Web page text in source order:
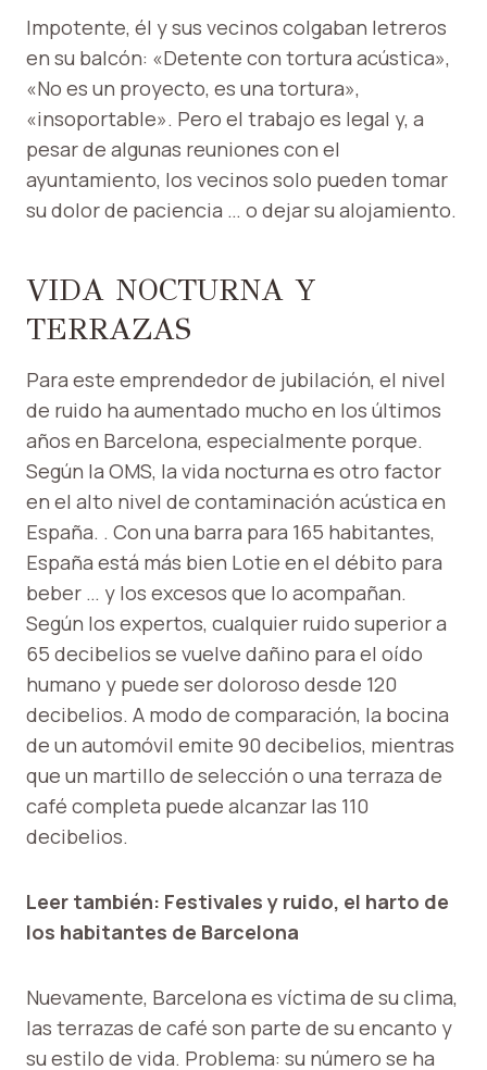
Impotente, él y sus vecinos colgaban letreros
en su balcón: «Detente con tortura acústica»,
«No es un proyecto, es una tortura»,
«insoportable». Pero el trabajo es legal y, a
pesar de algunas reuniones con el
ayuntamiento, los vecinos solo pueden tomar
su dolor de paciencia … o dejar su alojamiento.
VIDA NOCTURNA Y
TERRAZAS
Para este emprendedor de jubilación, el nivel
de ruido ha aumentado mucho en los últimos
años en Barcelona, ​​especialmente porque.
Según la OMS, la vida nocturna es otro factor
en el alto nivel de contaminación acústica en
España. . Con una barra para 165 habitantes,
España está más bien Lotie en el débito para
beber … y los excesos que lo acompañan.
Según los expertos, cualquier ruido superior a
65 decibelios se vuelve dañino para el oído
humano y puede ser doloroso desde 120
decibelios. A modo de comparación, la bocina
de un automóvil emite 90 decibelios, mientras
que un martillo de selección o una terraza de
café completa puede alcanzar las 110
decibelios.
Leer también: Festivales y ruido, el harto de
los habitantes de Barcelona
Nuevamente, Barcelona es víctima de su clima,
las terrazas de café son parte de su encanto y
su estilo de vida. Problema: su número se ha